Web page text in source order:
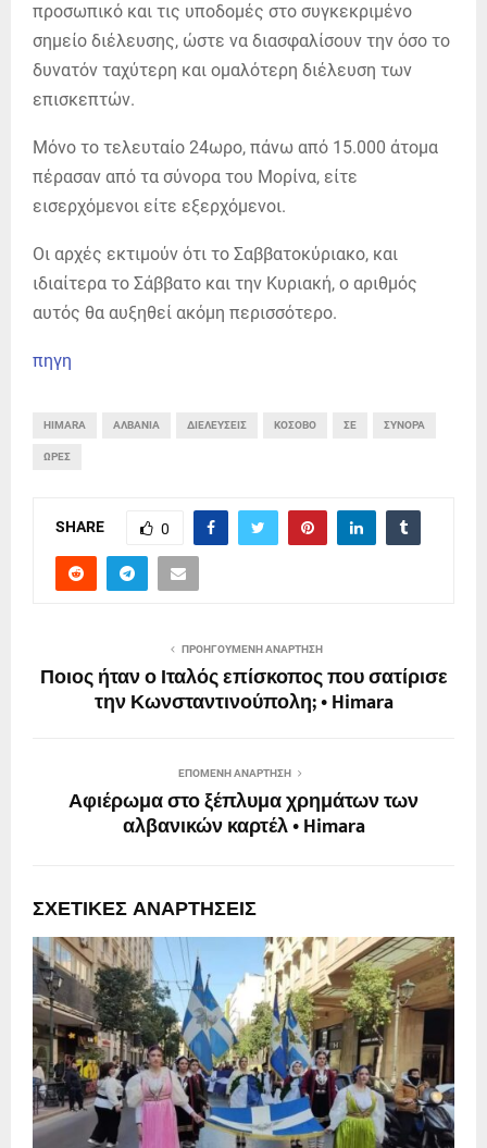
προσωπικό και τις υποδομές στο συγκεκριμένο
σημείο διέλευσης, ώστε να διασφαλίσουν την όσο το
δυνατόν ταχύτερη και ομαλότερη διέλευση των
επισκεπτών.
Μόνο το τελευταίο 24ωρο, πάνω από 15.000 άτομα
πέρασαν από τα σύνορα του Μορίνα, είτε
εισερχόμενοι είτε εξερχόμενοι.
Οι αρχές εκτιμούν ότι το Σαββατοκύριακο, και
ιδιαίτερα το Σάββατο και την Κυριακή, ο αριθμός
αυτός θα αυξηθεί ακόμη περισσότερο.
πηγη
HIMARA ΑΛΒΑΝΊΑ ΔΙΕΛΕΎΣΕΙΣ ΚΌΣΟΒΟ ΣΕ ΣΎΝΟΡΑ
ΏΡΕΣ
SHARE 0
ΠΡΟΗΓΟΎΜΕΝΗ ΑΝΆΡΤΗΣΗ
Ποιος ήταν ο Ιταλός επίσκοπος που σατίρισε
την Κωνσταντινούπολη; • Himara
ΕΠΌΜΕΝΗ ΑΝΆΡΤΗΣΗ
Αφιέρωμα στο ξέπλυμα χρημάτων των
αλβανικών καρτέλ • Himara
ΣΧΕΤΙΚΈΣ ΑΝΑΡΤΉΣΕΙΣ